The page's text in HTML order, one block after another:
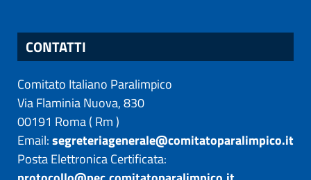
CONTATTI
Comitato Italiano Paralimpico
Via Flaminia Nuova, 830
00191 Roma( Rm)
Email:segreteriagenerale@comitatoparalimpico.it
Posta Elettronica Certificata: